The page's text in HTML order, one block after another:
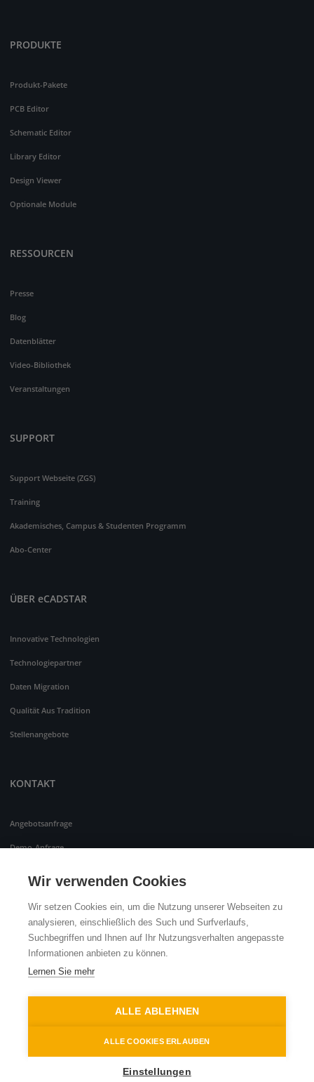
Wir verwenden Cookies
Wir setzen Cookies ein, um die Nutzung unserer Webseiten zu
analysieren, einschließlich des Such und Surfverlaufs,
Suchbegriffen und Ihnen auf Ihr Nutzungsverhalten angepasste
Informationen anbieten zu können.
Lernen Sie mehr
ALLE ABLEHNEN
ALLE COOKIES ERLAUBEN
Einstellungen
PRODUKTE
Produkt-Pakete
PCB Editor
Schematic Editor
Library Editor
Design Viewer
Optionale Module
RESSOURCEN
Presse
Blog
Datenblätter
Video-Bibliothek
Veranstaltungen
SUPPORT
Support Webseite (ZGS)
Training
Akademisches, Campus & Studenten Programm
Abo-Center
ÜBER eCADSTAR
Innovative Technologien
Technologiepartner
Daten Migration
Qualität Aus Tradition
Stellenangebote
KONTAKT
Angebotsanfrage
Demo-Anfrage
Vertriebspartner